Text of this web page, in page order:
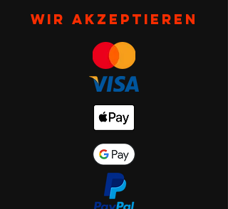
Wir akzeptieren